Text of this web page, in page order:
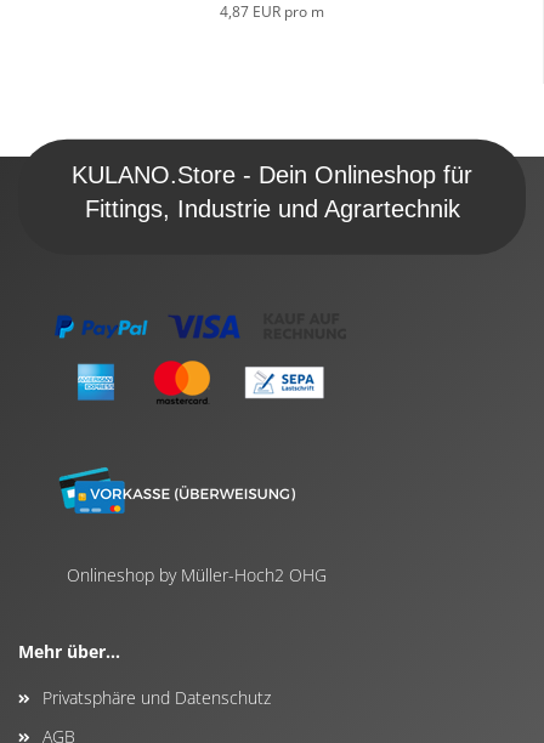
4,87 EUR pro m
KULANO.Store - Dein Onlineshop für
Fittings, Industrie und Agrartechnik
Onlineshop by Müller-Hoch2 OHG
Mehr über...
Privatsphäre und Datenschutz
AGB